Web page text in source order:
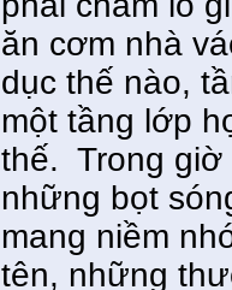
ăn cơm nhà
dục thế nào,
một tầng lớp
thế. Trong giờ
những bọt
mang niềm
tên, những